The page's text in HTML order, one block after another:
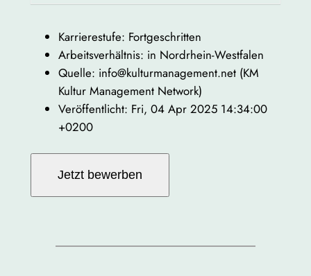
Karrierestufe: Fortgeschritten
Arbeitsverhältnis: in Nordrhein-Westfalen
Quelle: info@kulturmanagement.net (KM
Kultur Management Network)
Veröffentlicht: Fri, 04 Apr 2025 14:34:00
+0200